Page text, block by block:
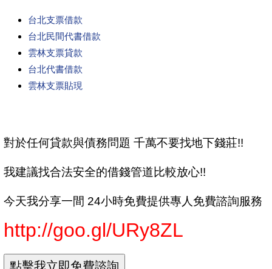
台北支票借款
台北民間代書借款
雲林支票貸款
台北代書借款
雲林支票貼現
對於任何貸款與債務問題 千萬不要找地下錢莊!!
我建議找合法安全的借錢管道比較放心!!
今天我分享一間 24小時免費提供專人免費諮詢服務
http://goo.gl/URy8ZL